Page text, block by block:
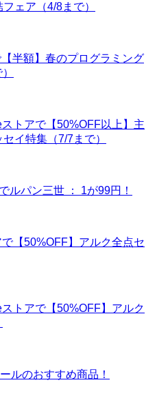
ェア（4/8まで）
半額】春のプログラミング
トアで【50%OFF以上】主
イ特集（7/7まで）
ルパン三世 ： 1が99円！
【50%OFF】アルク全点セ
トアで【50%OFF】アルク
ルのおすすめ商品！